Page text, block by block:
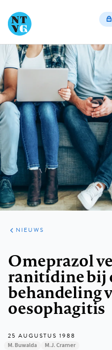
ARTIKELEN
HET
KORT
NIEUWS
Omeprazol
ranitidine bij
behandeling
oesophagitis
25 AUGUSTUS 1988
M. Buwalda M.J. Cramer